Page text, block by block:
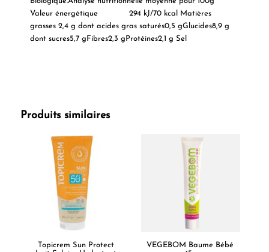
Valeur énergétique 294 kJ/70 kcal Matières
grasses 2,4 g dont acides gras saturés0,5 gGlucides8,9 g
dont sucres5,7 gFibres2,3 gProtéines2,1 g Sel
Produits similaires
Topicrem Sun Protect
VEGEBOM Baume Bébé